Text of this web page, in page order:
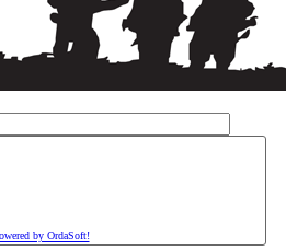
by OrdaSoft!